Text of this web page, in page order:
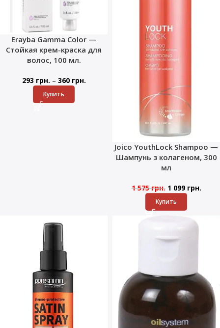
Erayba Gamma Color —
Стойкая крем-краска для
волос, 100 мл.
293 грн. – 360 грн.
Купить
Joico YouthLock Shampoo —
Шампунь з колагеном, 300
мл
1 575грн. 1 099 грн.
Купить